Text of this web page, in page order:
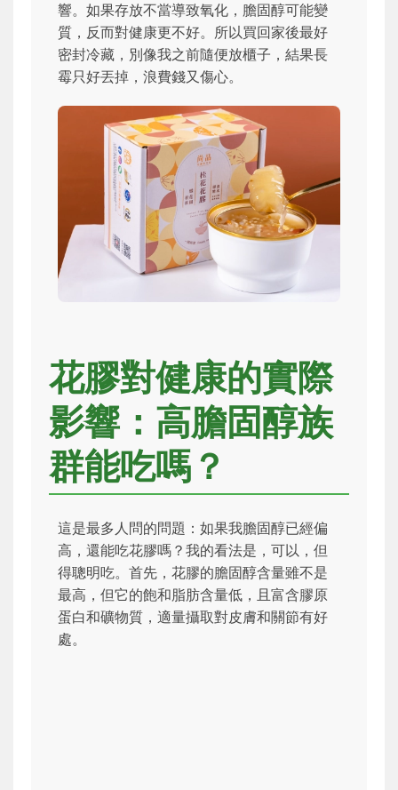
響。如果存放不當導致氧化，膽固醇可能變
質，反而對健康更不好。所以買回家後最好
密封冷藏，別像我之前隨便放櫃子，結果長
霉只好丟掉，浪費錢又傷心。
花膠對健康的實際
影響：高膽固醇族
群能吃嗎？
這是最多人問的問題：如果我膽固醇已經偏
高，還能吃花膠嗎？我的看法是，可以，但
得聰明吃。首先，花膠的膽固醇含量雖不是
最高，但它的飽和脂肪含量低，且富含膠原
蛋白和礦物質，適量攝取對皮膚和關節有好
處。